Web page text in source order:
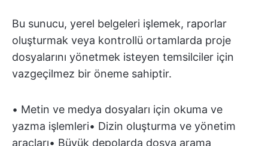
Bu sunucu, yerel belgeleri işlemek, raporlar
oluşturmak veya kontrollü ortamlarda proje
dosyalarını yönetmek isteyen temsilciler için
vazgeçilmez bir öneme sahiptir.
• Metin ve medya dosyaları için okuma ve
yazma işlemleri• Dizin oluşturma ve yönetim
araçları• Büyük depolarda dosya arama